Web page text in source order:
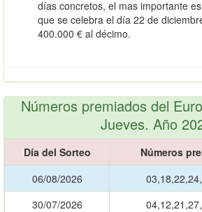
días concretos, el mas importante
que se celebra el día 22 de
400.000 € al décimo.
Números premiados del
Jueves. Año
Día del Sorteo
Números
06/08/2026
30/07/2026